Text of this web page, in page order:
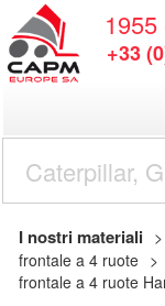
1955
+33
I nostri materiali
frontale a 4 ruote
frontale a 4 ruote